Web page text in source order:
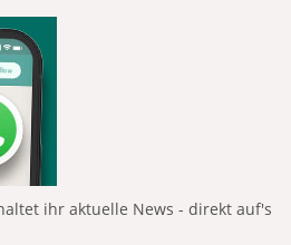
ihr aktuelle News - direkt auf's